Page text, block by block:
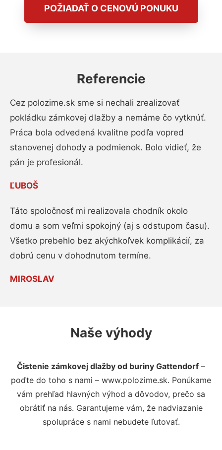
POŽIADAŤ O CENOVÚ PONUKU
Referencie
Cez polozime.sk sme si nechali zrealizovať
pokládku zámkovej dlažby a nemáme čo vytknúť.
Práca bola odvedená kvalitne podľa vopred
stanovenej dohody a podmienok. Bolo vidieť, že
pán je profesionál.
ĽUBOŠ
Táto spoločnosť mi realizovala chodník okolo
domu a som veľmi spokojný (aj s odstupom času).
Všetko prebehlo bez akýchkoľvek komplikácií, za
dobrú cenu v dohodnutom termíne.
MIROSLAV
Naše výhody
Čistenie zámkovej dlažby od buriny Gattendorf –
poďte do toho s nami – www.polozime.sk. Ponúkame
vám prehľad hlavných výhod a dôvodov, prečo sa
obrátiť na nás. Garantujeme vám, že nadviazanie
spolupráce s nami nebudete ľutovať.